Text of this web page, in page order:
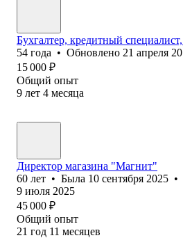
Бухгалтер, кредитный
54 года • Обновлено 21 апреля
15 000 ₽
Общий опыт
9 лет 4 месяца
Директор магазина "Магнит"
60 лет • Была 10 сентября 2025 •
9 июля 2025
45 000 ₽
Общий опыт
21 год 11 месяцев